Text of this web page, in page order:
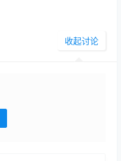
收起讨论